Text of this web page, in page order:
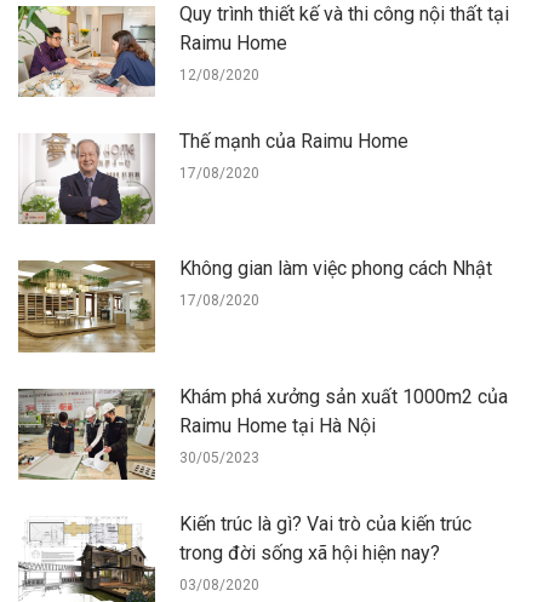
Quy trình thiết kế và thi công nội thất tại
Raimu Home
12/08/2020
Thế mạnh của Raimu Home
17/08/2020
Không gian làm việc phong cách Nhật
17/08/2020
Khám phá xưởng sản xuất 1000m2 của
Raimu Home tại Hà Nội
30/05/2023
Kiến trúc là gì? Vai trò của kiến trúc
trong đời sống xã hội hiện nay?
03/08/2020